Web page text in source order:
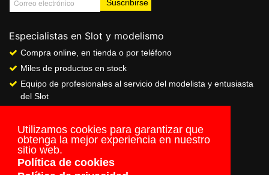
Utilizamos cookies para garantizar que
obtenga la mejor experiencia en nuestro
sitio web.
Política de cookies
Especialistas en Slot y modelismo
Compra online, en tienda o por teléfono
Miles de productos en stock
Equipo de profesionales al servicio del modelista y entusiasta
del Slot
Servicio de pago seguro online
Envios a todo el mundo